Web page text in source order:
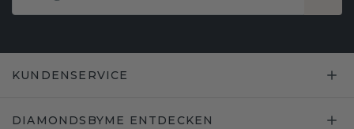
KUNDENSERVICE
DIAMONDSBYME ENTDECKEN